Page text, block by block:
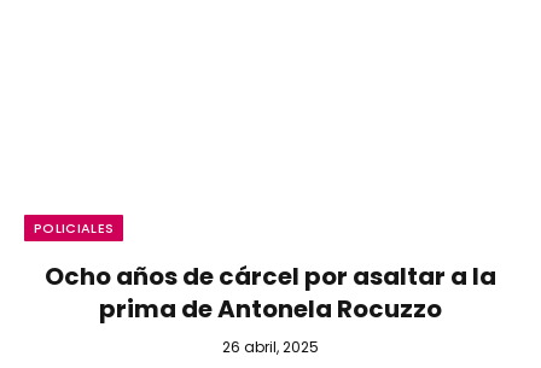
POLICIALES
Ocho años de cárcel por asaltar a la
prima de Antonela Rocuzzo
26 abril, 2025